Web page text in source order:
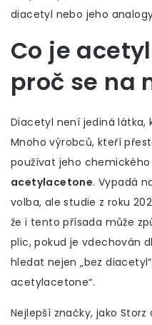
diacetyl nebo jeho
Co je
proč se na
Diacetyl není jediná látka,
Mnoho výrobců, kteří
používat jeho
acetylacetone. Vypadá
volba, ale studie z roku
že i tento přísada může
plic, pokud je vdechován
hledat nejen „bez
acetylacetone“.
Nejlepší značky, jako